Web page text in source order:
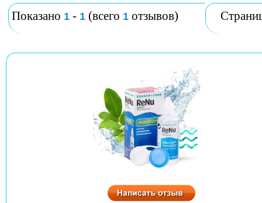
Показано 1 - 1 (всего 1 отзывов)